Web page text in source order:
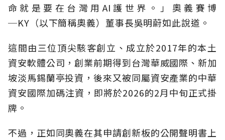
命就是要在台灣用AI護世界。」奧義賽博
─KY（以下簡稱奧義）董事長吳明蔚如此說道。
這間由三位頂尖駭客創立、成立於2017年的本土
資安軟體公司，創業前期得到台灣華威國際、新加
坡淡馬錫蘭亭投資，後來又被同屬資安產業的中華
資安國際加碼注資，即將於2026的2月中旬正式掛
牌。
不過，正如同奧義在其申請創新板的公開聲明書上